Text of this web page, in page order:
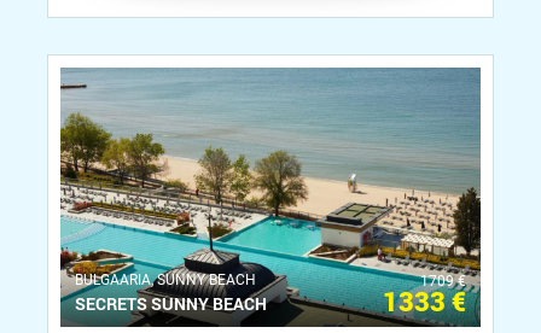
BULGAARIA, SUNNY BEACH
SECRETS SUNNY BEACH
1709 €
1333 €